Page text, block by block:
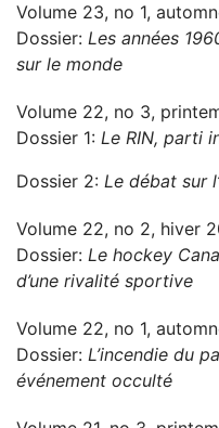
Volume 23, no 1,
Dossier: Les années
sur le monde
Volume 22, no 3,
Dossier 1: Le RIN, parti
Dossier 2: Le débat sur
Volume 22, no 2, hiver
Dossier: Le hockey
d’une rivalité sportive
Volume 22, no 1,
Dossier: L’incendie du
événement occulté